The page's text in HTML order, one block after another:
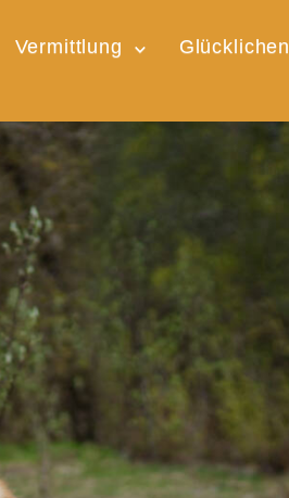
Vermittlung Glücklichen